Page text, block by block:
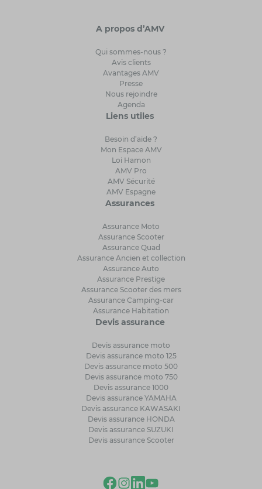
A propos d’AMV
Qui sommes-nous ?
Avis clients
Avantages AMV
Presse
Nous rejoindre
Agenda
Liens utiles
Besoin d’aide ?
Mon Espace AMV
Loi Hamon
AMV Pro
AMV Sécurité
AMV Espagne
Assurances
Assurance Moto
Assurance Scooter
Assurance Quad
Assurance Ancien et collection
Assurance Auto
Assurance Prestige
Assurance Scooter des mers
Assurance Camping-car
Assurance Habitation
Devis assurance
Devis assurance moto
Devis assurance moto 125
Devis assurance moto 500
Devis assurance moto 750
Devis assurance 1000
Devis assurance YAMAHA
Devis assurance KAWASAKI
Devis assurance HONDA
Devis assurance SUZUKI
Devis assurance Scooter